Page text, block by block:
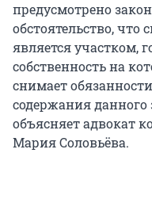
предусмотрено
обстоятельство,
является участком,
собственность на
снимает
содержания данного
объясняет адвокат
Мария Соловьёва.